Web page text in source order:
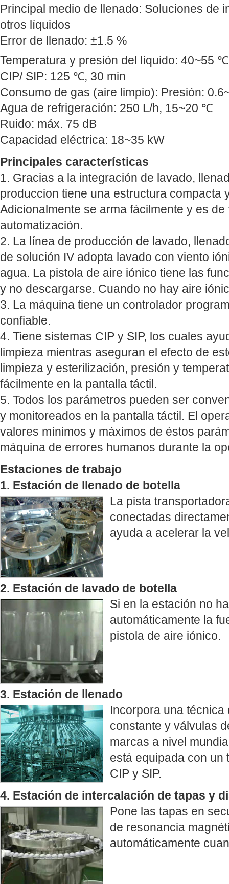
Principal medio de llenado: Soluciones de
otros líquidos
Error de llenado: ±1.5 %
Temperatura y presión del líquido: 40~55
CIP/ SIP: 125 ℃, 30 min
Consumo de gas (aire limpio): Presión:
Agua de refrigeración: 250 L/h, 15~20 ℃
Ruido: máx. 75 dB
Capacidad eléctrica: 18~35 kW
Principales características
1. Gracias a la integración de lavado,
produccion tiene una estructura compacta
Adicionalmente se arma fácilmente y es
automatización.
2. La línea de producción de lavado,
de solución IV adopta lavado con viento
agua. La pistola de aire iónico tiene las
y no descargarse. Cuando no hay aire
3. La máquina tiene un controlador
confiable.
4. Tiene sistemas CIP y SIP, los cuales
limpieza mientras aseguran el efecto de
limpieza y esterilización, presión y
fácilmente en la pantalla táctil.
5. Todos los parámetros pueden ser
y monitoreados en la pantalla táctil. El
valores mínimos y máximos de éstos
máquina de errores humanos durante la
Estaciones de trabajo
1. Estación de llenado de botella
La pista
conectadas
ayuda a acelerar la
2. Estación de lavado de botella
Si en la estación no
automáticamente la
pistola de aire iónico.
3. Estación de llenado
Incorpora una
constante y válvulas
marcas a nivel
está equipada con un
CIP y SIP.
4. Estación de intercalación de tapas y
Pone las tapas en
de resonancia
automáticamente